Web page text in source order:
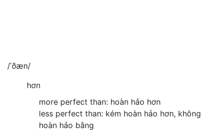
/ˈðæn/
hơn
more perfect than: hoàn hảo hơn
less perfect than: kém hoàn hảo hơn, không
hoàn hảo bằng